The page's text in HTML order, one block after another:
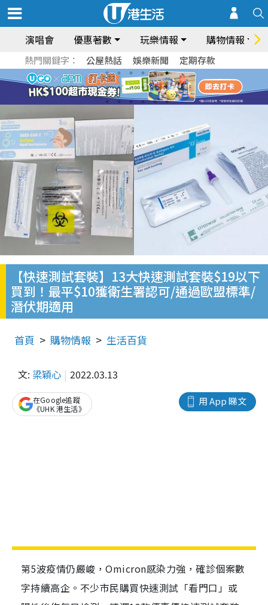
演唱會 優惠著數 玩樂情報 購物情報
熱門關鍵字： 公屋熱話 娛樂新聞 定期存款
【快速測試套裝】13大快速測試套裝$19以下
買到！最平$10獲衛生署認可/通過歐盟標準/
潛伏期適用
首頁 購物情報 生活百貨
文: 梁穎心 2022.03.13
用 App 睇文
在Google追蹤
《UHK 港生活》
第5波疫情仍嚴峻，Omicron感染力強，確診個案數
字持續高企。不少市民購買快速測試「看門口」或